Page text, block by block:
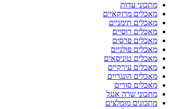
מתכוני עדות
מאכלים מרוקאיים
מאכלים תימניים
מאכלים רוסיים
מאכלים פרסים
מאכלים פולניים
מאכלים טוניסאים
מאכלים עירקיים
מאכלים הונגריים
מאכלים סורים
מתכוני שרה אנגל
מתכונים מומלצים